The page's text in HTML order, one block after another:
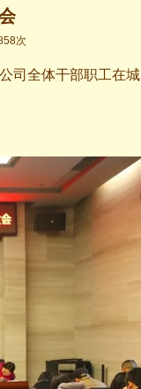
次
司全体干部职工在城